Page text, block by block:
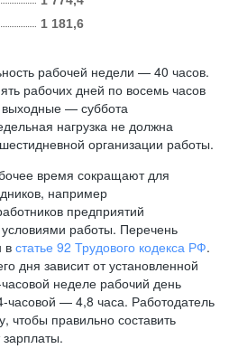
1 181,6
рабочей недели — 40 часов.
рабочих дней по восемь часов
— суббота
нагрузка не должна
организации работы.
время сокращают для
например
предприятий
работы. Перечень
в статье 92 Трудового кодекса РФ.
дня зависит от установленной
неделе рабочий день
часовой —4,8 часа. Работодатель
чтобы правильно составить